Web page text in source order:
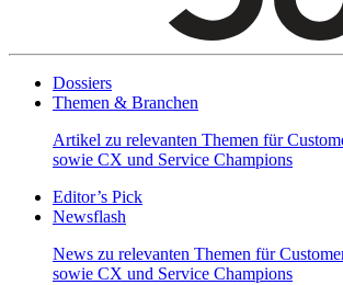
Dossiers
Themen & Branchen
Artikel zu relevanten Themen für
sowie CX und Service Champions
Editor’s Pick
Newsflash
News zu relevanten Themen für
sowie CX und Service Champions